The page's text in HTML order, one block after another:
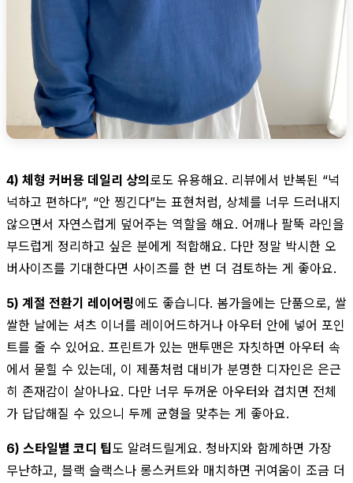
4) 체형 커버용 데일리 상의로도 유용해요. 리뷰에서 반복된 “넉
넉하고 편하다”, “안 찡긴다”는 표현처럼, 상체를 너무 드러내지
않으면서 자연스럽게 덮어주는 역할을 해요. 어깨나 팔뚝 라인을
부드럽게 정리하고 싶은 분에게 적합해요. 다만 정말 박시한 오
버사이즈를 기대한다면 사이즈를 한 번 더 검토하는 게 좋아요.
5) 계절 전환기 레이어링에도 좋습니다. 봄가을에는 단품으로, 쌀
쌀한 날에는 셔츠 이너를 레이어드하거나 아우터 안에 넣어 포인
트를 줄 수 있어요. 프린트가 있는 맨투맨은 자칫하면 아우터 속
에서 묻힐 수 있는데, 이 제품처럼 대비가 분명한 디자인은 은근
히 존재감이 살아나요. 다만 너무 두꺼운 아우터와 겹치면 전체
가 답답해질 수 있으니 두께 균형을 맞추는 게 좋아요.
6) 스타일별 코디 팁도 알려드릴게요. 청바지와 함께하면 가장
무난하고, 블랙 슬랙스나 롱스커트와 매치하면 귀여움이 조금 더